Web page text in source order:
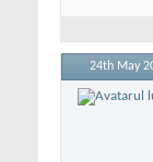
24th May